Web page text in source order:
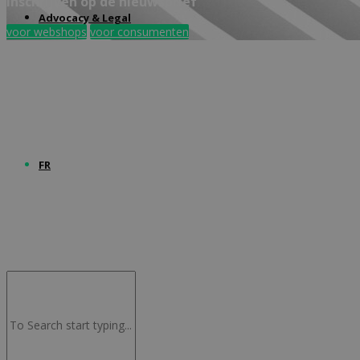
Advocacy & Legal
FR
voor webshops voor consumenten